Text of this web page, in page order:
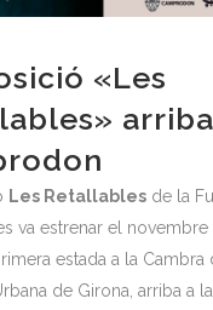
«Les
Les Retallables de la
va estrenar el novembre
estada a la Cambra
de Girona, arriba a la